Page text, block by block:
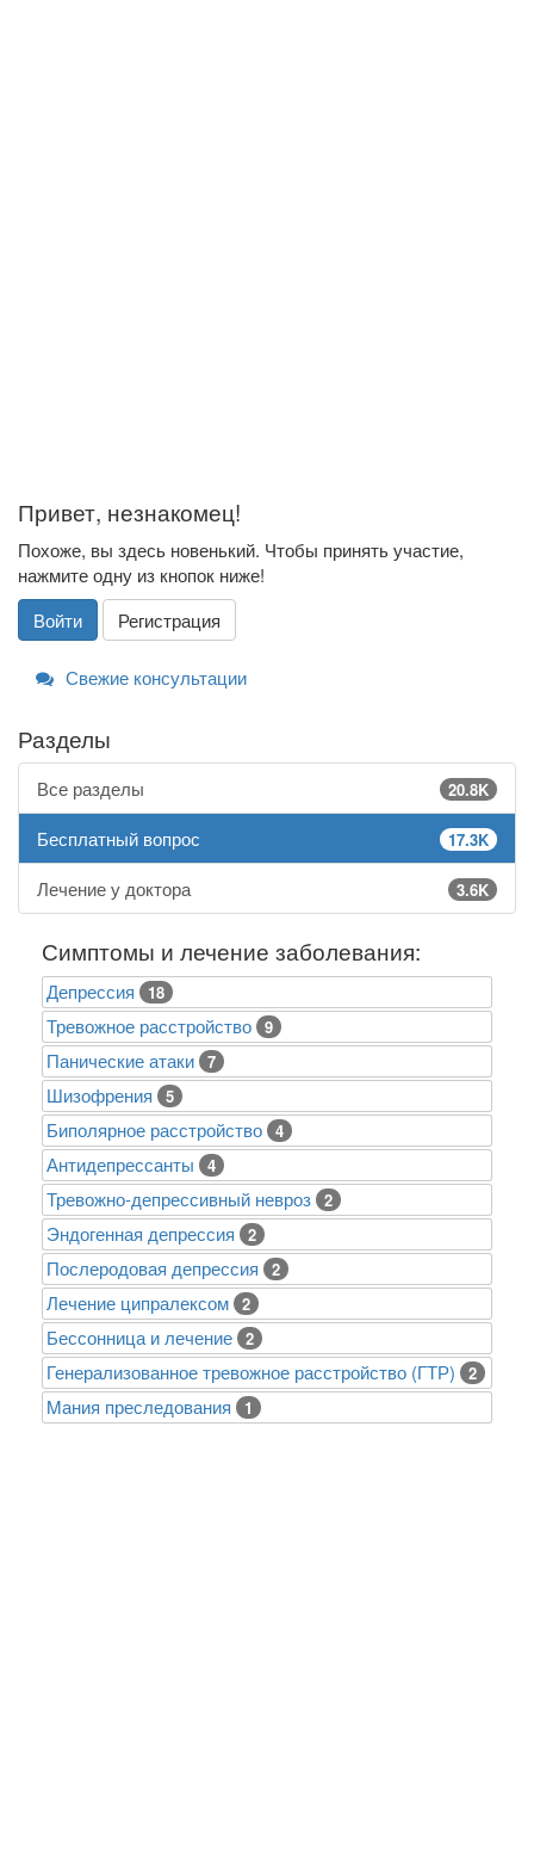
Привет, незнакомец!
Похоже, вы здесь новенький. Чтобы принять участие,
нажмите одну из кнопок ниже!
Войти
Регистрация
Свежие консультации
Разделы
Все разделы 20.8K
Бесплатный вопрос 17.3K
Лечение у доктора 3.6K
Симптомы и лечение заболевания:
Депрессия 18
Тревожное расстройство 9
Панические атаки 7
Шизофрения 5
Биполярное расстройство 4
Антидепрессанты 4
Тревожно-депрессивный невроз 2
Эндогенная депрессия 2
Послеродовая депрессия 2
Лечение ципралексом 2
Бессонница и лечение 2
Генерализованное тревожное расстройство (ГТР) 2
Mания преследования 1